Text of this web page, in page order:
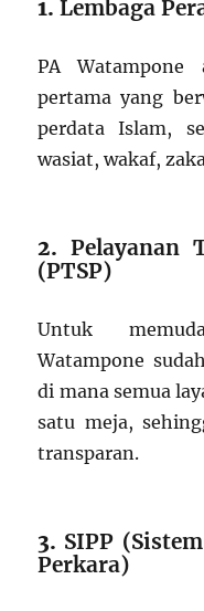
1.Lembaga
PA Watampone
pertama yang
perdata Islam,
wasiat, wakaf,
2.Pelayanan
(PTSP)
Untuk
Watampone
di mana semua
satu meja,
transparan.
3. SIPP
Perkara)